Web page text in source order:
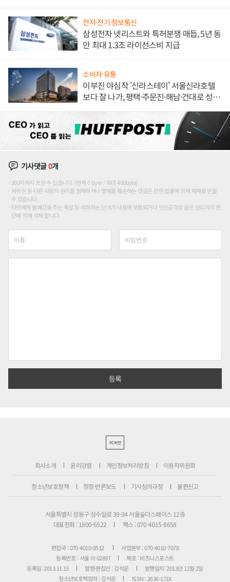
전자·전기·정보통신
삼성전자 넷리스트와 특허분쟁 매듭, 5년 동
안 최대 1.3조 라이선스비 지급
소비자·유통
이부진 야심작 '신라스테이' 서울신라호텔
보다 잘 나가, 평택·주문진·해남·건대로 성
기사댓글0개
200자까지 쓰실 수 있습니다. (현재 0 byte / 최대 400byte)
저작권 등 다른 사람의 권리를 침해하거나 명예를 훼손하는 댓글은 관련 법률에 의해 제재를 받을
수 있습니다.
타인에게 불쾌감을 주는 욕설 등 비하하는 단어가 내용에 포함되거나 인신공격성 글은 관리자의 판
단에 의해 삭제 합니다.
PC버전
회사소개 윤리강령 개인정보처리방침 이용자위원회
청소년보호정책 정정·반론보도 기사심의규정 불편신고
서울특별시 성동구 성수일로 39-34 서울숲더스페이스 12층
대표전화 : 1800-6522
팩스 : 070-4015-8658
편집국 : 070-4010-8512
사업본부 : 070-4010-7078
등록번호 : 서울 아 02897
제호 : 비즈니스포스트
등록일: 2013.11.13
발행·편집인 : 강석운
발행일자: 2013년 12월 2일
청소년보호책임자 : 강석운
ISSN : 2636-171X